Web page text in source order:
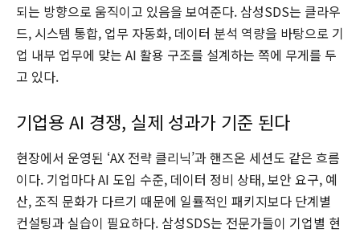
되는 방향으로 움직이고 있음을 보여준다. 삼성SDS는 클라우
드, 시스템 통합, 업무 자동화, 데이터 분석 역량을 바탕으로 기
업 내부 업무에 맞는 AI 활용 구조를 설계하는 쪽에 무게를 두
고 있다.
기업용 AI 경쟁, 실제 성과가 기준 된다
현장에서 운영된 ‘AX 전략 클리닉’과 핸즈온 세션도 같은 흐름
이다. 기업마다 AI 도입 수준, 데이터 정비 상태, 보안 요구, 예
산, 조직 문화가 다르기 때문에 일률적인 패키지보다 단계별
컨설팅과 실습이 필요하다. 삼성SDS는 전문가들이 기업별 현